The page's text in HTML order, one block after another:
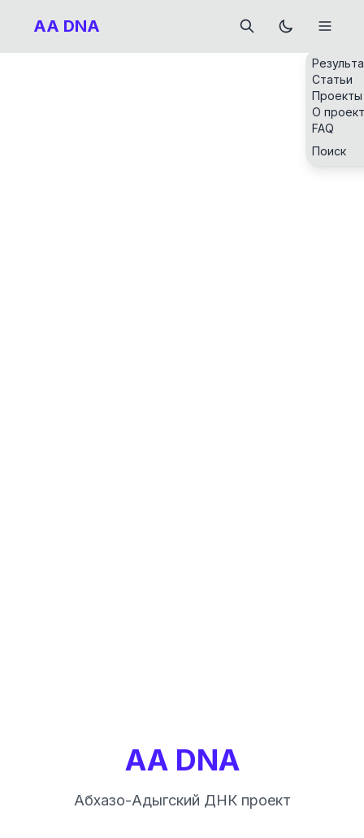
AA DNA
Статьи
Проекты
О
FAQ
Поиск
AA DNA
Абхазо-Адыгский ДНК проект